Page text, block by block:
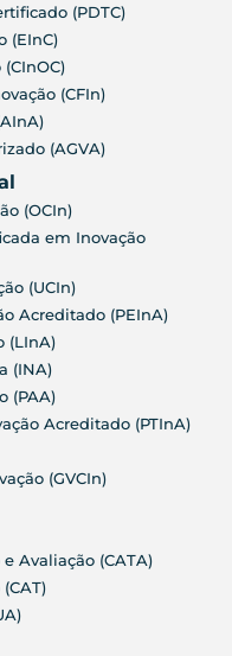
(PDTC)
(EInC)
(CFIn)
(AGVA)
(OCIn)
em Inovação
(UCIn)
Acreditado (PEInA)
(LInA)
(INA)
(PAA)
Acreditado (PTInA)
(GVCIn)
Avaliação (CATA)